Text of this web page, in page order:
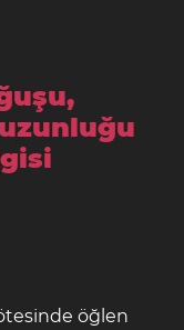
öğlen